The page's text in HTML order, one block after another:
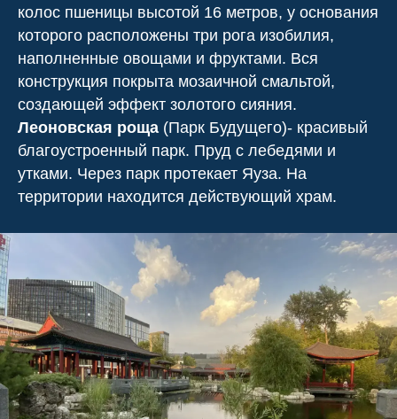
колос пшеницы высотой 16 метров, у основания
которого расположены три рога изобилия,
наполненные овощами и фруктами. Вся
конструкция покрыта мозаичной смальтой,
создающей эффект золотого сияния.
Леоновская роща (Парк Будущего)- красивый
благоустроенный парк. Пруд с лебедями и
утками. Через парк протекает Яуза. На
территории находится действующий храм.